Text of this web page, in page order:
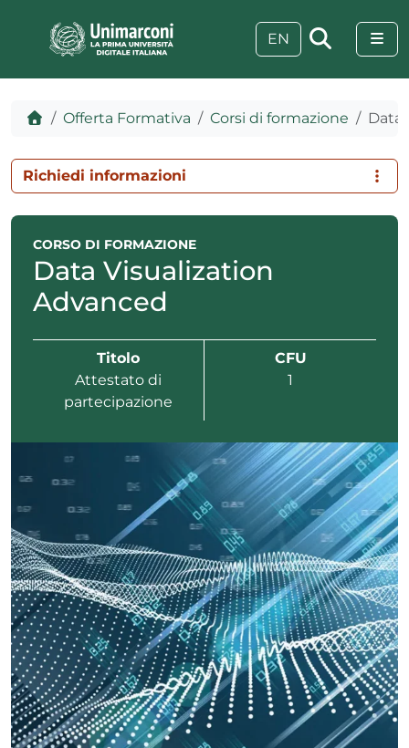
EN
Home
Offerta Formativa Corsi di formazione Data
CORSO DI FORMAZIONE
Data Visualization
Advanced
Titolo
Attestato di
partecipazione
CFU
1
Richiedi informazioni